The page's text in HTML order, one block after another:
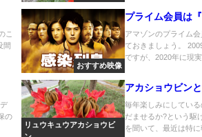
こ
間
おすすめ映像
プライム会員は
アマゾンのプライム
ておきましょう。
ですが、2020年に現実
の
リュウキュウアカショウビ
アカショウビン
毎年楽しみにしてい
だませるか?という駆
を聞いて、最近は特に